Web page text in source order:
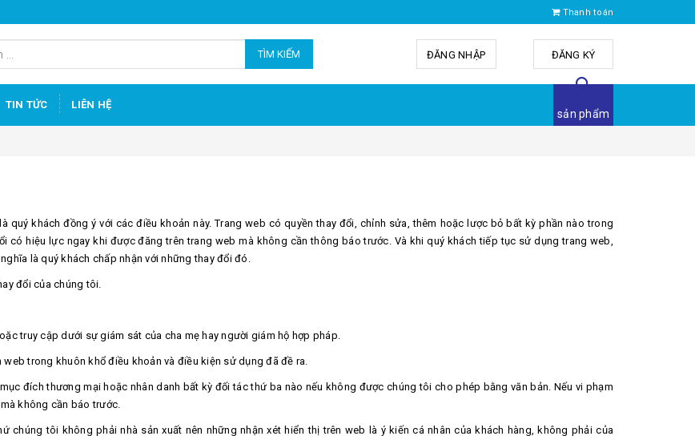
Thanh toán
TÌM KIẾM ĐĂNG NHẬP ĐĂNG KÝ
TIN TỨC LIÊN HỆ
sản phẩm
quý khách đồng ý với các điều khoản này. Trang web có quyền thay đổi, chỉnh sửa, thêm hoặc lược bỏ bất kỳ phần nào trong
có hiệu lực ngay khi được đăng trên trang web mà không cần thông báo trước. Và khi quý khách tiếp tục sử dụng trang web,
là quý khách chấp nhận với những thay đổi đó.
đổi của chúng tôi.
truy cập dưới sự giám sát của cha mẹ hay người giám hộ hợp pháp.
trong khuôn khổ điều khoản và điều kiện sử dụng đã đề ra.
đích thương mại hoặc nhân danh bất kỳ đối tác thứ ba nào nếu không được chúng tôi cho phép bằng văn bản. Nếu vi phạm
không cần báo trước.
chúng tôi không phải nhà sản xuất nên những nhận xét hiển thị trên web là ý kiến cá nhân của khách hàng, không phải của